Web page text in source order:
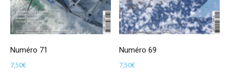
Numéro 71
7,50€
Numéro 69
7,50€